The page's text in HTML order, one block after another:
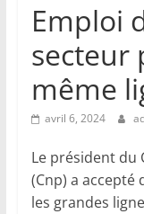
Emploi
secteur
même
avril 6, 2024
Le président du
(Cnp) a accepté
les grandes